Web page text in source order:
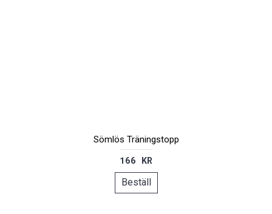
Sömlös Träningstopp
166 KR
Beställ